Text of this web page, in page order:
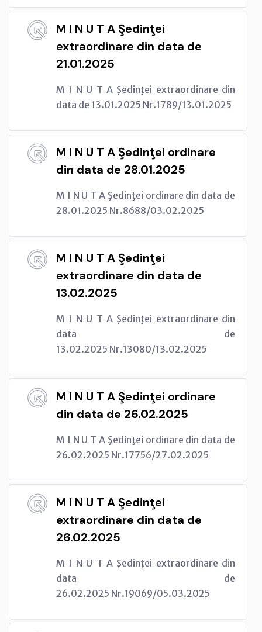
M I N U T A Şedinţei
extraordinare din data de
21.01.2025
M I N U T A Şedinţei extraordinare din
data de 13.01.2025 Nr.1789/13.01.2025
M I N U T A Şedinţei ordinare
din data de 28.01.2025
M I N U T A Şedinţei ordinare din data de
28.01.2025 Nr.8688/03.02.2025
M I N U T A Şedinţei
extraordinare din data de
13.02.2025
M I N U T A Şedinţei extraordinare din
data de
13.02.2025 Nr.13080/13.02.2025
M I N U T A Şedinţei ordinare
din data de 26.02.2025
M I N U T A Şedinţei ordinare din data de
26.02.2025 Nr.17756/27.02.2025
M I N U T A Şedinţei
extraordinare din data de
26.02.2025
M I N U T A Şedinţei extraordinare din
data de
26.02.2025 Nr.19069/05.03.2025